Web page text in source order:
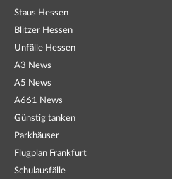
Staus Hessen
Blitzer Hessen
Unfälle Hessen
A3 News
A5 News
A661 News
Günstig tanken
Parkhäuser
Flugplan Frankfurt
Schulausfälle